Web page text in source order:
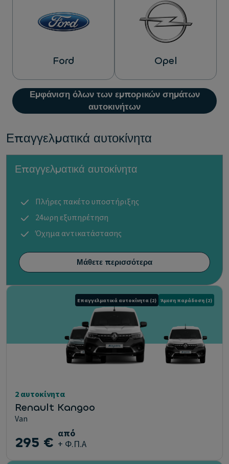
Ford Opel
Εμφάνιση όλων των εμπορικών σημάτων
αυτοκινήτων
Επαγγελματικά αυτοκίνητα
Επαγγελματικά αυτοκίνητα
Πλήρες πακέτο υποστήριξης
24ωρη εξυπηρέτηση
Όχημα αντικατάστασης
Μάθετε περισσότερα
Επαγγελματικά αυτοκίνητα (2) Άμεση παράδοση (2)
2 αυτοκίνητα
Renault Kangoo
Van
295 € από
+ Φ.Π.Α